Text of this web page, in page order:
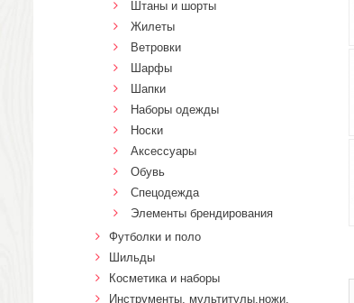
Штаны и шорты
Жилеты
Ветровки
Шарфы
Шапки
Наборы одежды
Носки
Аксессуары
Обувь
Спецодежда
Элементы брендирования
Футболки и поло
Шильды
Косметика и наборы
Инструменты, мультитулы,ножи,